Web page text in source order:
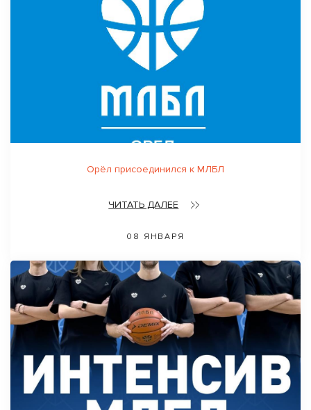
Орёл присоединился к МЛБЛ
ЧИТАТЬ ДАЛЕЕ
08 ЯНВАРЯ